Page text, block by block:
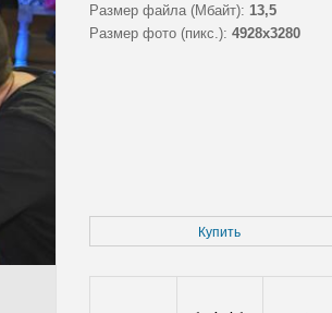
Размер файла (Мбайт): 13,5
Размер фото (пикс.): 4928x3280
Купить